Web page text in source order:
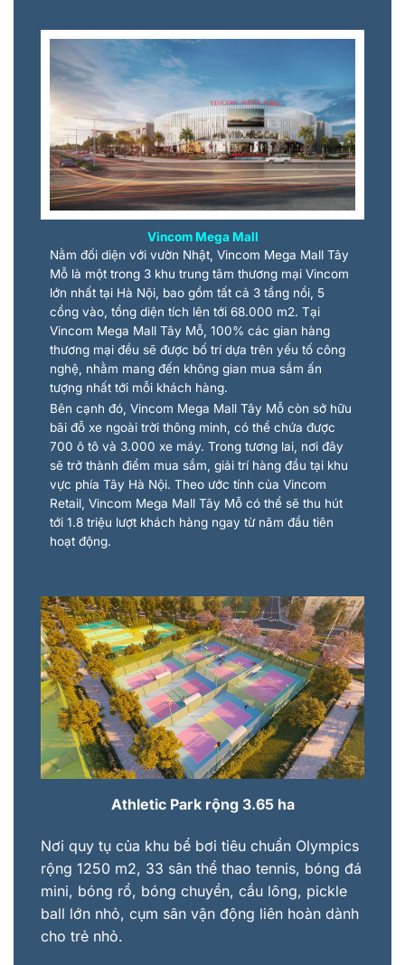
Vincom Mega Mall
Nằm đối diện với vườn Nhật, Vincom Mega Mall Tây
Mỗ là một trong 3 khu trung tâm thương mại Vincom
lớn nhất tại Hà Nội, bao gồm tất cả 3 tầng nổi, 5
cổng vào, tổng diện tích lên tới 68.000 m2. Tại
Vincom Mega Mall Tây Mỗ, 100% các gian hàng
thương mại đều sẽ được bố trí dựa trên yếu tố công
nghệ, nhằm mang đến không gian mua sắm ấn
tượng nhất tới mỗi khách hàng.
Bên cạnh đó, Vincom Mega Mall Tây Mỗ còn sở hữu
bãi đỗ xe ngoài trời thông minh, có thể chứa được
700 ô tô và 3.000 xe máy. Trong tương lai, nơi đây
sẽ trở thành điểm mua sắm, giải trí hàng đầu tại khu
vực phía Tây Hà Nội. Theo ước tính của Vincom
Retail, Vincom Mega Mall Tây Mỗ có thể sẽ thu hút
tới 1.8 triệu lượt khách hàng ngay từ năm đầu tiên
hoạt động.
Athletic Park rộng 3.65 ha
Nơi quy tụ của khu bể bơi tiêu chuẩn Olympics
rộng 1250 m2, 33 sân thể thao tennis, bóng đá
mini, bóng rổ, bóng chuyền, cầu lông, pickle
ball lớn nhỏ, cụm sân vận động liên hoàn dành
cho trẻ nhỏ.